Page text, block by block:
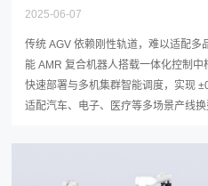
2025-06-07
传统 AGV 依赖刚性轨道，难以适配多
能 AMR 复合机器人搭载一体化控制
快速部署与多机集群智能调度，实现
适配汽车、电子、医疗等多场景产线换